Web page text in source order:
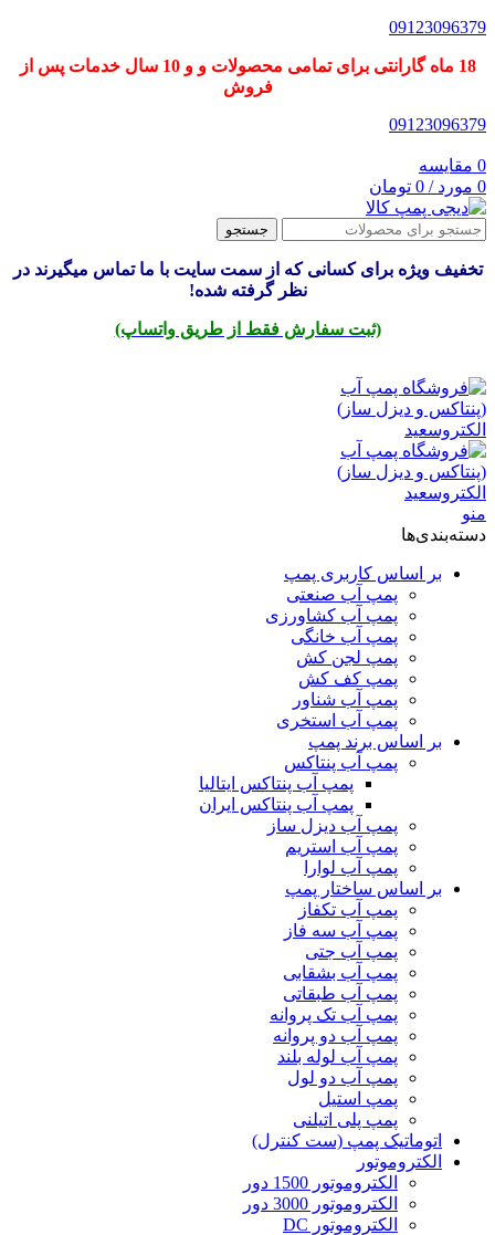
09123096379
18 ماه گارانتی برای تمامی محصولات و و 10 سال خدمات پس از
فروش
09123096379
0 مقایسه
0 مورد /
0 تومان
جستجو
تخفیف ویژه برای کسانی که از سمت سایت با ما تماس میگیرند در
نظر گرفته شده!
(ثبت سفارش فقط از طریق واتساپ)
منو
دسته‌بندی‌ها
بر اساس کاربری پمپ
پمپ آب صنعتی
پمپ آب کشاورزی
پمپ آب خانگی
پمپ لجن کش
پمپ کف کش
پمپ آب شناور
پمپ آب استخری
بر اساس برند پمپ
پمپ آب پنتاکس
پمپ آب پنتاکس ایتالیا
پمپ آب پنتاکس ایران
پمپ آب دیزل ساز
پمپ آب استریم
پمپ آب لوارا
بر اساس ساختار پمپ
پمپ آب تکفاز
پمپ آب سه فاز
پمپ آب جتی
پمپ آب بشقابی
پمپ آب طبقاتی
پمپ آب تک پروانه
پمپ آب دو پروانه
پمپ آب لوله بلند
پمپ آب دو لول
پمپ استیل
پمپ پلی اتیلنی
اتوماتیک پمپ (ست کنترل)
الکتروموتور
الکتروموتور 1500 دور
الکتروموتور 3000 دور
الکتروموتور DC